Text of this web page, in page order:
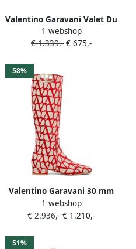
Valentino Garavani Valet Du
Roi leren enkellaarzen
Beige
1 webshop
€ 1.339,- € 675,-
58%
Valentino Garavani 30 mm
VLogo Type laarzen Beige
1 webshop
€ 2.936,- € 1.210,-
51%